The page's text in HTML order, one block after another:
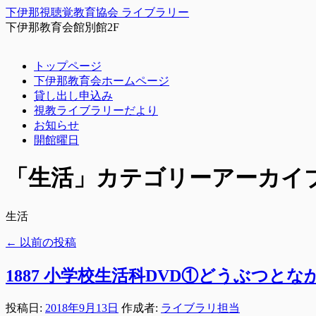
下伊那視聴覚教育協会 ライブラリー
下伊那教育会館別館2F
トップページ
下伊那教育会ホームページ
貸し出し申込み
視教ライブラリーだより
お知らせ
開館曜日
「生活」カテゴリーアーカイ
生活
← 以前の投稿
1887 小学校生活科DVD①どうぶつとな
投稿日: 2018年9月13日 作成者: ライブラリ担当